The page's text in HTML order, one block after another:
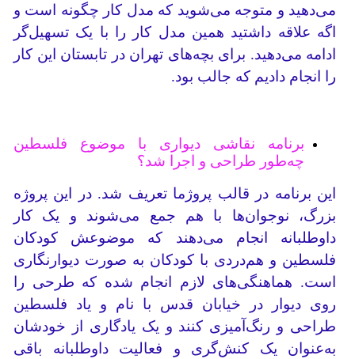
می‌دهید و متوجه می‌شوید که مدل کار چگونه است و
اگه علاقه داشتید همین مدل کار را با یک تسهیل‌گر
ادامه می‌دهید. برای بچه‌های تهران در تابستان این کار
را انجام دادیم که جالب بود.
برنامه نقاشی دیواری با موضوع فلسطین
چه‌طور طراحی و اجرا شد؟
این برنامه در قالب پروژما تعریف ‌شد. در این پروژه‌
بزرگ، نوجوان‌ها با هم جمع می‌شوند و یک کار
داوطلبانه انجام می‌دهند که موضوعش کودکان
فلسطین و هم‌دردی با کودکان به صورت دیوارنگاری
است. هماهنگی‌های لازم انجام شده که طرحی را
روی دیوار در خیابان قدس با نام و یاد فلسطین
طراحی و رنگ‌آمیزی کنند و یک یادگاری از خودشان
به‌عنوان یک کنش‌گری و فعالیت داوطلبانه باقی